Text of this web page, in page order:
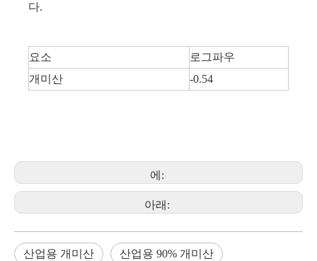
다.
요소
로그파우
개미산
-0.54
에:
아래:
산업용 개미산 산업용 90% 개미산